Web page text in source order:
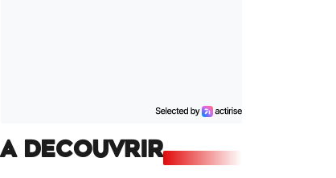
A DECOUVRIR